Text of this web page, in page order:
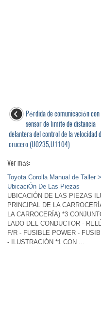
Pérdida de comunicación con
sensor de límite de distancia
delantera del control de la velocidad
crucero (U0235,U1104)
Ver más:
Toyota Corolla Manual de Taller
UbicaciÓn De Las Piezas
UBICACIÓN DE LAS PIEZAS
PRINCIPAL DE LA
LA CARROCERÍA) *3
LADO DEL CONDUCTOR -
F/R - FUSIBLE POWER -
- ILUSTRACIÓN *1 CON ...